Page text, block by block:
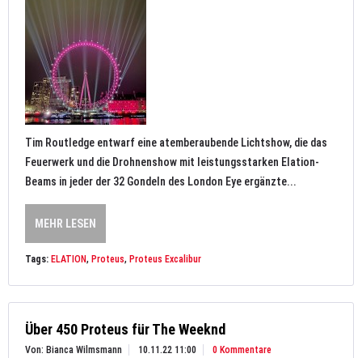
Tim Routledge entwarf eine atemberaubende Lichtshow, die das
Feuerwerk und die Drohnenshow mit leistungsstarken Elation-
Beams in jeder der 32 Gondeln des London Eye ergänzte...
MEHR LESEN
Tags: ELATION, Proteus, Proteus Excalibur
Über 450 Proteus für The Weeknd
Von: Bianca Wilmsmann 10.11.22 11:00 0 Kommentare